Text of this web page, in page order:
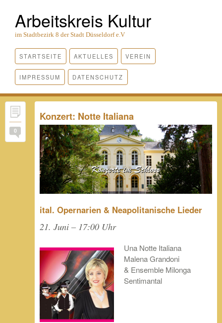
Arbeitskreis Kultur
im Stadtbezirk 8 der Stadt Düsseldorf e.V
STARTSEITE AKTUELLES VEREIN
IMPRESSUM DATENSCHUTZ
0
Konzert: Notte Italiana
ital. Opernarien & Neapolitanische Lieder
21. Juni – 17:00 Uhr
Una Notte Italiana
Malena Grandoni
& Ensemble Milonga
Sentimantal